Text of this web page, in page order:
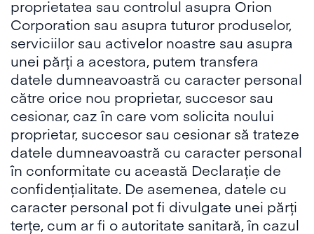
proprietatea sau controlul asupra Orion
Corporation sau asupra tuturor produselor,
serviciilor sau activelor noastre sau asupra
unei părți a acestora, putem transfera
datele dumneavoastră cu caracter personal
către orice nou proprietar, succesor sau
cesionar, caz în care vom solicita noului
proprietar, succesor sau cesionar să trateze
datele dumneavoastră cu caracter personal
în conformitate cu această Declarație de
confidențialitate. De asemenea, datele cu
caracter personal pot fi divulgate unei părți
terțe, cum ar fi o autoritate sanitară, în cazul